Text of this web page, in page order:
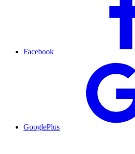
Facebook
GooglePlus